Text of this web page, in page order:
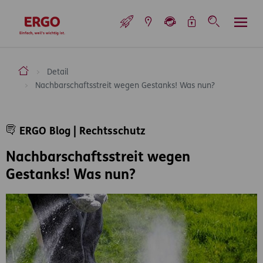
zur Startseite
ERGO Versicherung Aktiengesellschaft
Detail
Nachbarschaftsstreit wegen Gestanks! Was nun?
Nachbarschaftsstreit wegen
Gestanks! Was nun?
ERGO Blog | Rechtsschutz